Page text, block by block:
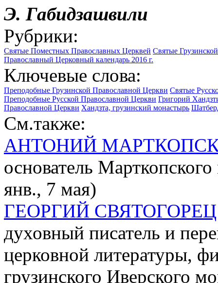
Э. Габидзашвили
Рубрики:
Святые Поместных Православных Церквей Святые
Православный Церковный календарь 2016 г.
Ключевые слова:
Преподобные Грузинской Православной Церкви Святые
Преподобные Русской Православной Церкви Григорий
Православной Церкви Хандзта, грузинский монастырь
См.также:
АНТОНИЙ
основатель
янв., 7 мая)
ГЕОРГИЙ СВЯТОГОРЕЦ
духовный писатель и
церковной литературы,
грузинского Иверского